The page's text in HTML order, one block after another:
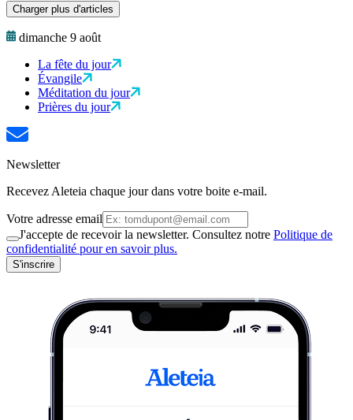
Charger plus d'articles
dimanche 9 août
La fête du jour
Évangile
Méditation du jour
Prières du jour
Newsletter
Recevez Aleteia chaque jour dans votre boite e-mail.
Votre adresse email
J'accepte de recevoir la newsletter. Consultez notre Politique de
confidentialité pour en savoir plus.
S'inscrire